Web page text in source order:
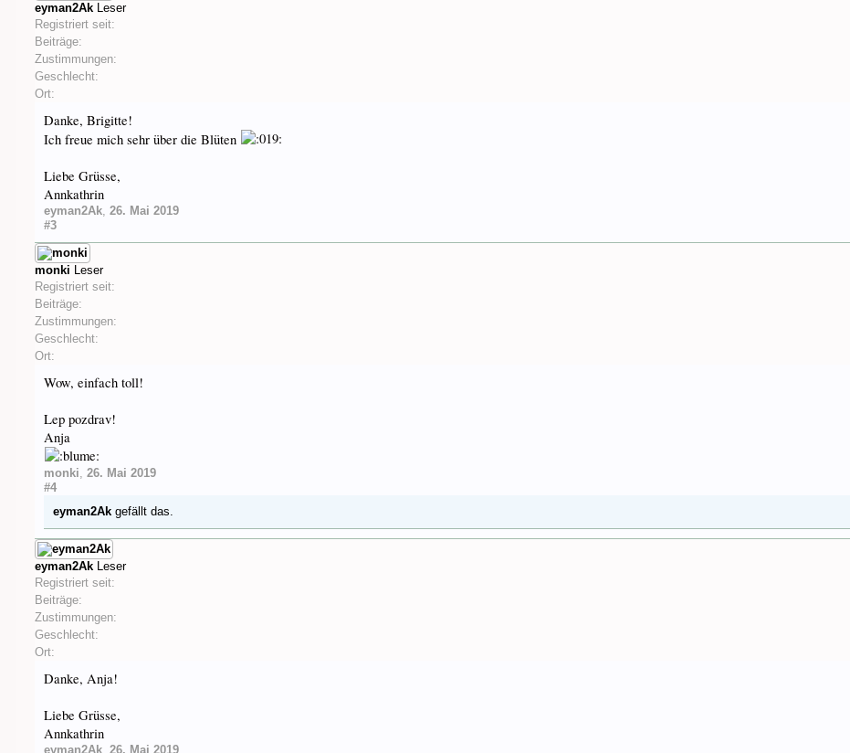
eyman2Ak Leser
Registriert seit:
Beiträge:
Zustimmungen:
Geschlecht:
Ort:
Danke, Brigitte!
Ich freue mich sehr über die Blüten
Liebe Grüsse,
Annkathrin
eyman2Ak, 26. Mai 2019
#3
monki Leser
Registriert seit:
Beiträge:
Zustimmungen:
Geschlecht:
Ort:
Wow, einfach toll!
Lep pozdrav!
Anja
monki, 26. Mai 2019
#4
eyman2Ak gefällt das.
eyman2Ak Leser
Registriert seit:
Beiträge:
Zustimmungen:
Geschlecht:
Ort:
Danke, Anja!
Liebe Grüsse,
Annkathrin
eyman2Ak 26. Mai 2019